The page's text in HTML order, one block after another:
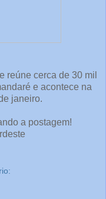
reúne cerca de 30 mil
e acontece na
janeiro.
a postagem!